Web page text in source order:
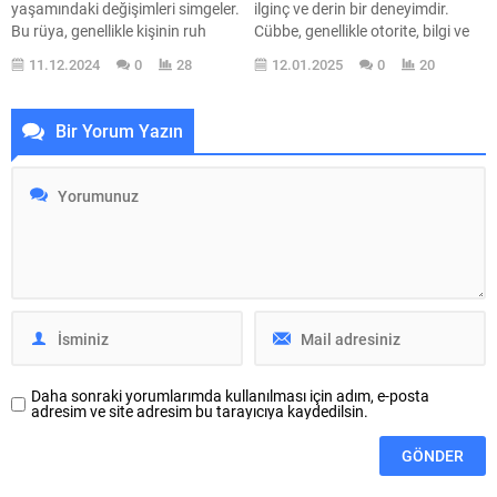
yaşamındaki değişimleri simgeler.
Bu rüya, genellikle kişinin ruh
haliyle ilgili önemli ipuçları sunar.
Biber dolması, dolgun ve içi dolu
yaşamındaki doyum, tatmin ve
hatta bazı arzularını temsil
edebilir. Peki, bu rüyayı
gördüğünüzde ne hissetmelisiniz?
Belki de bu rüya,...
11.12.2024 0 28
ilginç ve derin bir deneyimdir.
Cübbe, genellikle otorite, bilgi ve
manevi güç ile ilişkilendirilir. Bu
yüzden, rüyada cübbe görmek,
12.01.2025 0 20
Bir Yorum Yazın
Daha sonraki yorumlarımda kullanılması için adım, e-posta
adresim ve site adresim bu tarayıcıya kaydedilsin.